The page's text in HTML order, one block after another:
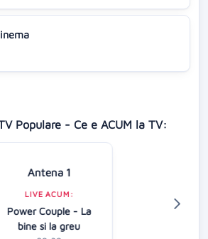
Populare - Ce e ACUM la TV:
Antena 1
LIVE ACUM:
Power Couple - La
bine si la greu